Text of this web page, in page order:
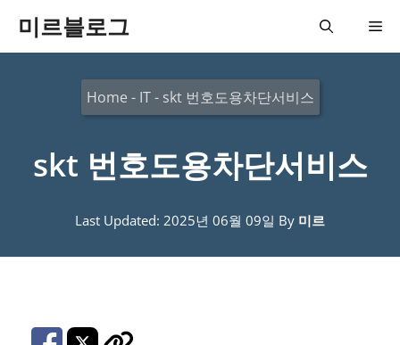
미르블로그 메
Home - IT- skt 번호도용차단서비스
skt 번호도용차단서비스
Last Updated: 2025년 06월 09일 By 미르